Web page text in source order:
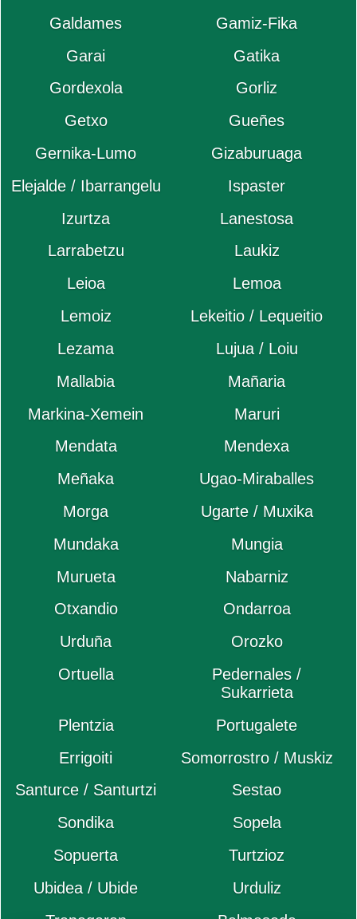
Galdames
Gamiz-Fika
Garai
Gatika
Gordexola
Gorliz
Getxo
Gueñes
Gernika-Lumo
Gizaburuaga
Elejalde / Ibarrangelu
Ispaster
Izurtza
Lanestosa
Larrabetzu
Laukiz
Leioa
Lemoa
Lemoiz
Lekeitio / Lequeitio
Lezama
Lujua / Loiu
Mallabia
Mañaria
Markina-Xemein
Maruri
Mendata
Mendexa
Meñaka
Ugao-Miraballes
Morga
Ugarte / Muxika
Mundaka
Mungia
Murueta
Nabarniz
Otxandio
Ondarroa
Urduña
Orozko
Ortuella
Pedernales /
Sukarrieta
Plentzia
Portugalete
Errigoiti
Somorrostro / Muskiz
Santurce / Santurtzi
Sestao
Sondika
Sopela
Sopuerta
Turtzioz
Ubidea / Ubide
Urduliz